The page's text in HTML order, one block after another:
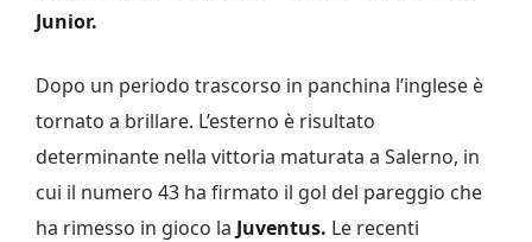
Junior.
Dopo un periodo trascorso in panchina l’inglese è
tornato a brillare. L’esterno è risultato
determinante nella vittoria maturata a Salerno, in
cui il numero 43 ha firmato il gol del pareggio che
ha rimesso in gioco la Juventus. Le recenti